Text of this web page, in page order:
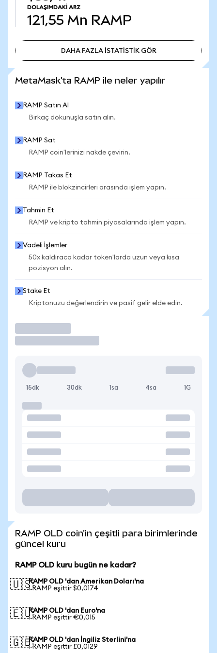
DOLAŞIMDAKI ARZ
121,55 Mn RAMP
DAHA FAZLA İSTATİSTİK GÖR
MetaMask'ta RAMP ile neler yapılır
RAMP Satın Al
Birkaç dokunuşla satın alın.
RAMP Sat
RAMP coin'lerinizi nakde çevirin.
RAMP Takas Et
RAMP ile blokzincirleri arasında işlem yapın.
Tahmin Et
RAMP ve kripto tahmin piyasalarında işlem yapın.
Vadeli İşlemler
50x kaldıraca kadar token'larda uzun veya kısa
pozisyon alın.
Stake Et
Kriptonuzu değerlendirin ve pasif gelir elde edin.
15dk 30dk 1sa 4sa 1G
RAMP OLD coin'in çeşitli para birimlerinde
güncel kuru
RAMP OLD kuru bugün ne kadar?
🇺🇸RAMP OLD 'dan Amerikan Doları'na
1 RAMP eşittir $0,0174
🇪🇺RAMP OLD 'dan Euro'na
1 RAMP eşittir €0,015
🇬🇧RAMP OLD 'dan İngiliz Sterlini'na
1 RAMP eşittir £0,0129